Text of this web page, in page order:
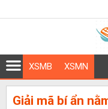
XSMB XSMN
Giải mã bí ẩn